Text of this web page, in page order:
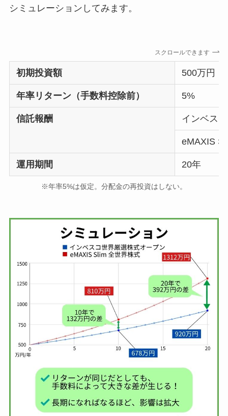
シミュレーションしてみます。
スクロールできます
初期投資額 500万円
年率リターン（手数料控除前） 5%
信託報酬 インベス
eMAXIS
運用期間 20年
※年率5%は仮定。分配金の再投資はしない。